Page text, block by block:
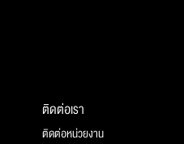
ติดต่อเรา
ติดต่อหน่วยงาน